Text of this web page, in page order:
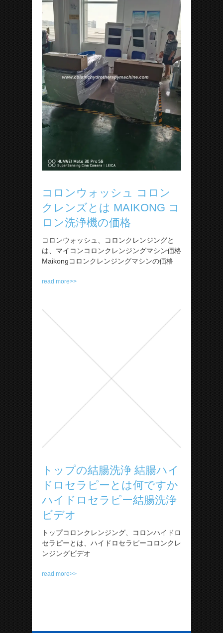
コロンウォッシュ コロン
クレンズとは MAIKONG コ
ロン洗浄機の価格
コロンウォッシュ、コロンクレンジングと
は、マイコンコロンクレンジングマシン価格
Maikongコロンクレンジングマシンの価格
read more>>
トップの結腸洗浄 結腸ハイ
ドロセラピーとは何ですか
ハイドロセラピー結腸洗浄
ビデオ
トップコロンクレンジング、コロンハイドロ
セラピーとは、ハイドロセラピーコロンクレ
ンジングビデオ
read more>>